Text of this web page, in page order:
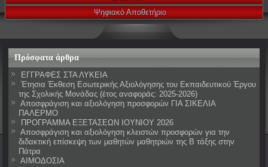
Ψηφιακό Αποθετήριο
Πρόσφατα άρθρα
ΕΓΓΡΑΦΕΣ ΣΤΑ ΛΥΚΕΙΑ
Έτησια Έκθεση Εσωτερικής Αξιολόγησης του Εκπαιδευτικού Έργου
της Σχολικής Μονάδας (έτος αναφοράς: 2025-2026)
Αποσφράγιση και αξιολόγηση προσφορών ΓΙΑ ΣΙΚΕΛΙΑ
ΠΑΛΕΡΜΟ
ΠΡΟΓΡΑΜΜΑ ΕΞΕΤΑΣΕΩΝ ΙΟΥΝΙΟΥ 2026
Αποσφράγιση και αξιολόγηση κλειστών προσφορών για την
διδακτική επίσκεψη των μαθητών μαθητριών της Β τάξης στην
Πάτρα
ΑΙΜΟΔΟΣΙΑ